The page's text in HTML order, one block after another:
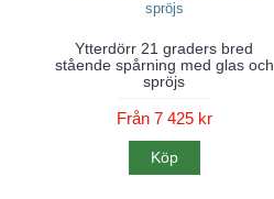
Ytterdörr 21 graders bred
stående spårning med glas och
spröjs
Från 7 425 kr
Köp